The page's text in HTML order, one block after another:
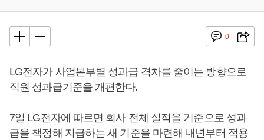
0
LG전자가 사업본부별 성과급 격차를 줄이는 방향으로
직원 성과급기준을 개편한다.
7일 LG전자에 따르면 회사 전체 실적을 기준으로 성과
급을 책정해 지급하는 새 기준을 마련해 내년부터 적용